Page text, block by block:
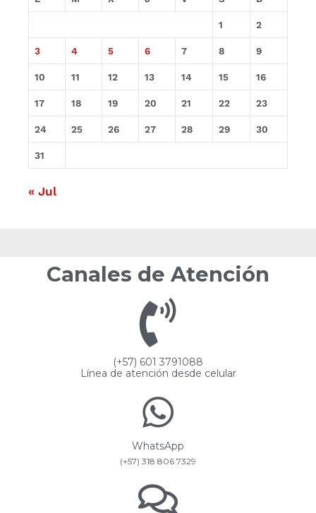
1 2
3 4 5 6 7 8 9
10 11 12 13 14 15 16
17 18 19 20 21 22 23
24 25 26 27 28 29 30
31
« Jul
Canales de Atención
(+57) 601 3791088
Línea de atención desde celular
WhatsApp
(+57) 318 806 7329